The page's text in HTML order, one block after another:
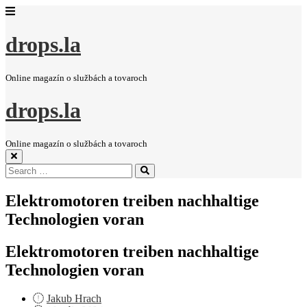
drops.la
Online magazín o službách a tovaroch
drops.la
Online magazín o službách a tovaroch
Search
for:
Search
Elektromotoren treiben nachhaltige
Technologien voran
Elektromotoren treiben nachhaltige
Technologien voran
Jakub Hrach